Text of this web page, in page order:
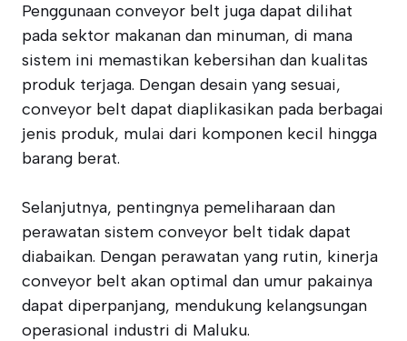
Penggunaan conveyor belt juga dapat dilihat
pada sektor makanan dan minuman, di mana
sistem ini memastikan kebersihan dan kualitas
produk terjaga. Dengan desain yang sesuai,
conveyor belt dapat diaplikasikan pada berbagai
jenis produk, mulai dari komponen kecil hingga
barang berat.
Selanjutnya, pentingnya pemeliharaan dan
perawatan sistem conveyor belt tidak dapat
diabaikan. Dengan perawatan yang rutin, kinerja
conveyor belt akan optimal dan umur pakainya
dapat diperpanjang, mendukung kelangsungan
operasional industri di Maluku.